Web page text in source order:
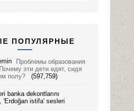
ПОПУЛЯРНЫЕ
Проблемы образования
эти дети едят, сидя
полу?
(597,759)